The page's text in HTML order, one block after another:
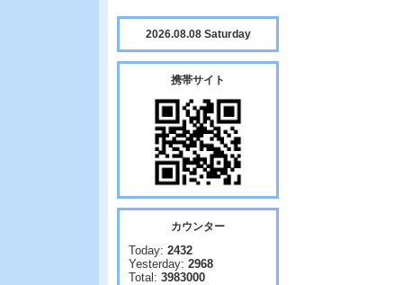
2026.08.08 Saturday
携帯サイト
カウンター
Today: 2432
Yesterday: 2968
Total: 3983000